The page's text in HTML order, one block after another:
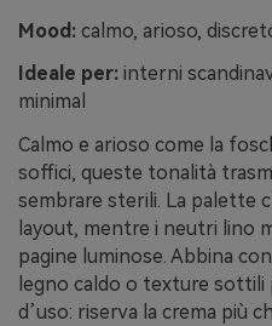
Mood: calmo, arioso,
Ideale per: interni
minimal
Calmo e arioso come la
soffici, queste tonalità
sembrare sterili. La palette
layout, mentre i neutri lino
pagine luminose. Abbina
legno caldo o texture sottili
d’uso: riserva la crema più